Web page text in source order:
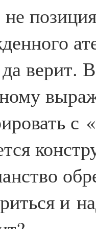
не
верит.
с
и